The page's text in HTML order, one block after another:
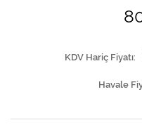
KDV Hariç Fiyatı
Havale